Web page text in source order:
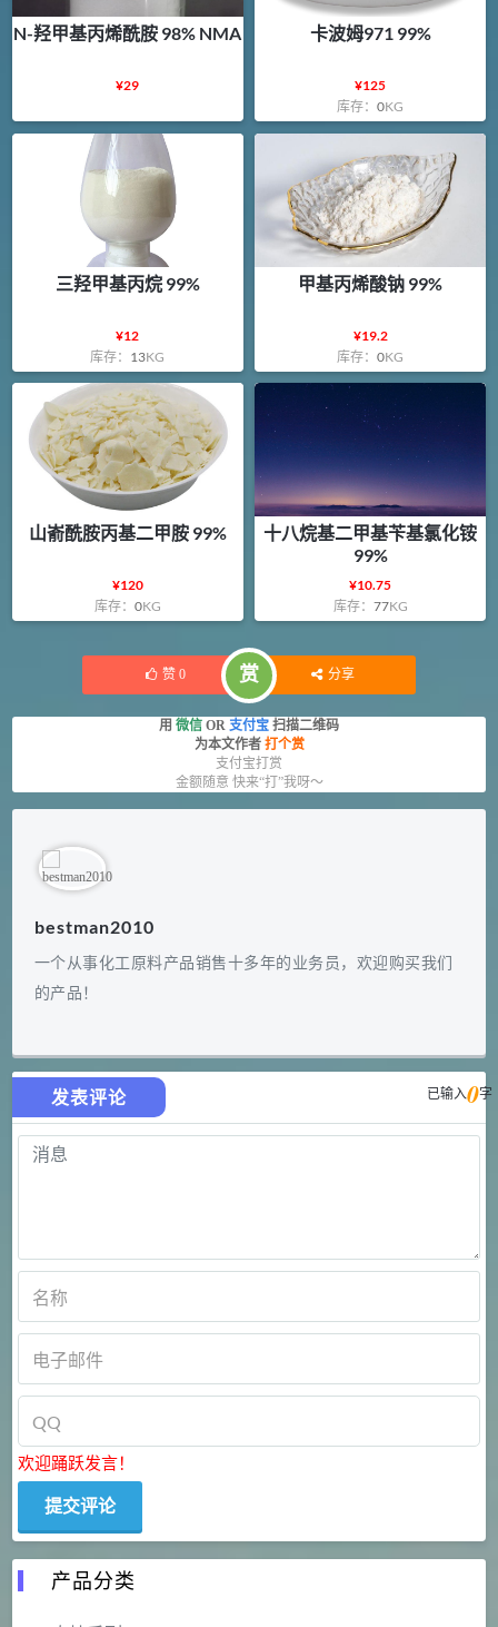
N-羟甲基丙烯酰胺 98% NMA
¥29
卡波姆971 99%
¥125
库存：0KG
三羟甲基丙烷 99%
¥12
库存： 13KG
甲基丙烯酸钠 99%
¥19.2
库存：0KG
山嵛酰胺丙基二甲胺 99%
¥120
库存： 0KG
十八烷基二甲基苄基氯化铵
99%
¥10.75
库存： 77KG
赞 0 赏 分享
用 微信 OR 支付宝 扫描二维码
为本文作者 打个赏
支付宝打赏
金额随意 快来“打”我呀～
bestman2010
一个从事化工原料产品销售十多年的业务员，欢迎购买我们
的产品！
发表评论 已输入0字
欢迎踊跃发言！
产品分类